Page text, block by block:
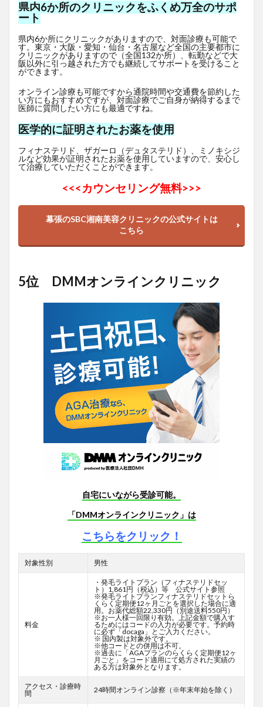
県内6か所のクリニックをふくめ万全のサポ
ート
県内6か所にクリニックがありますので、対面診療も可能で
す。東京・大阪・愛知・仙台・名古屋など全国の主要都市に
クリニックがありますので（全国132か所）、転勤などで大
阪以外に引っ越された方でも継続してサポートを受けること
ができます。
オンライン診療も可能ですから通院時間や交通費を節約した
い方にもおすすめですが、対面診療でご自身が納得するまで
医師に質問したい方にも最適ですね。
医学的に証明されたお薬を使用
フィナステリド、ザガーロ（デュタステリド）、ミノキシジ
ルなど効果が証明されたお薬を使用していますので、安心し
て治療していただくことができます。
<<<カウンセリング無料>>>
幕張のSBC湘南美容クリニックの公式サイトは
こちら
5位 DMMオンラインクリニック
自宅にいながら受診可能。
「DMMオンラインクリニック」は
こちらをクリック！
対象性別 男性
料金
・発毛ライトプラン（フィナステリドセッ
ト）1,861円（税込）等 公式サイト参照
※発毛ライトプランフィナステリドセットら
くらく定期便12ヶ月ごとを選択した場合に適
用。お薬代総額22,330円（別途送料550円）
※お一人様一回限り有効。上記金額で購入す
るためにはコードの入力が必要です。予約時
に必ず「docaga」とご入力ください。
※ 国内製は対象外です。
※他コードとの併用は不可。
※過去に「AGAプランのらくらく定期便12ヶ
月ごと」をコード適用にて処方された実績の
ある方は対象外となります。
アクセス・診療時
間
24時間オンライン診察（※年末年始を除く）